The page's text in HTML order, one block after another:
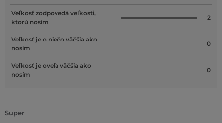
Veľkosť zodpovedá veľkosti,
ktorú nosím
2
Veľkosť je o niečo väčšia ako
nosím
0
Veľkosť je oveľa väčšia ako
nosím
0
Super